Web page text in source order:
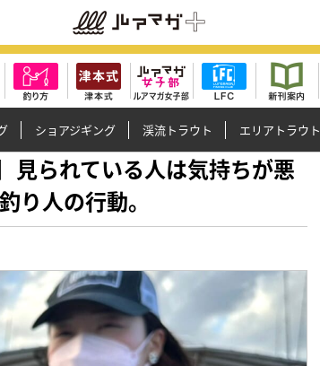
ショアジギング 渓流トラウト エリアトラウト
られている人は気持ちが悪
り人の行動。